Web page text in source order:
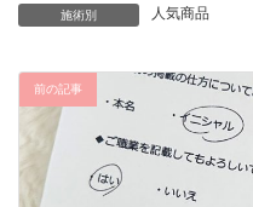
施術別 人気商品
前の記事